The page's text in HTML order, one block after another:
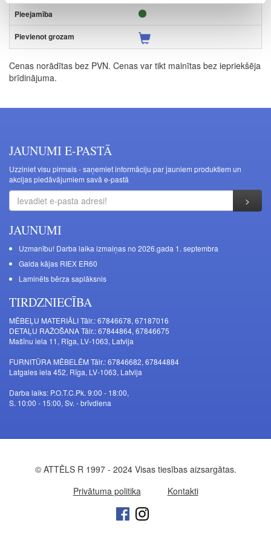
Cenas norādītas bez PVN. Cenas var tikt mainītas bez iepriekšēja
brīdinājuma.
JAUNUMI E-PASTĀ
Uzziniet visu pirmais - saņemiet informāciju par jauniem produktiem un
akcijas piedāvājumiem savā e-pastā
JAUNUMI
Uzmanību! Darba laika izmaiņas no 2026.gada 1. septembra
Galda kājas RIEX ER60
Laminēts bērza saplāksnis
TIRDZNIECĪBA
MĒBEĻU MATERIĀLI Tālr.: 67846678, 67187016
DETAĻU RAŽOŠANA Tālr.: 67844864, 67846675
Mašīnu iela 11, Rīga, LV-1063, Latvija
FURNITŪRA MĒBELĒM Tālr.: 67846682, 67844884
Latgales iela 452, Rīga, LV-1063, Latvija
Darba laiks: P.O.T.C.Pk. 9:00 - 18:00,
S. 10:00 - 15:00, Sv. - brīvdiena
© ATTĒLS R 1997 - 2024 Visas tiesības aizsargātas.
Privātuma politika
Kontakti